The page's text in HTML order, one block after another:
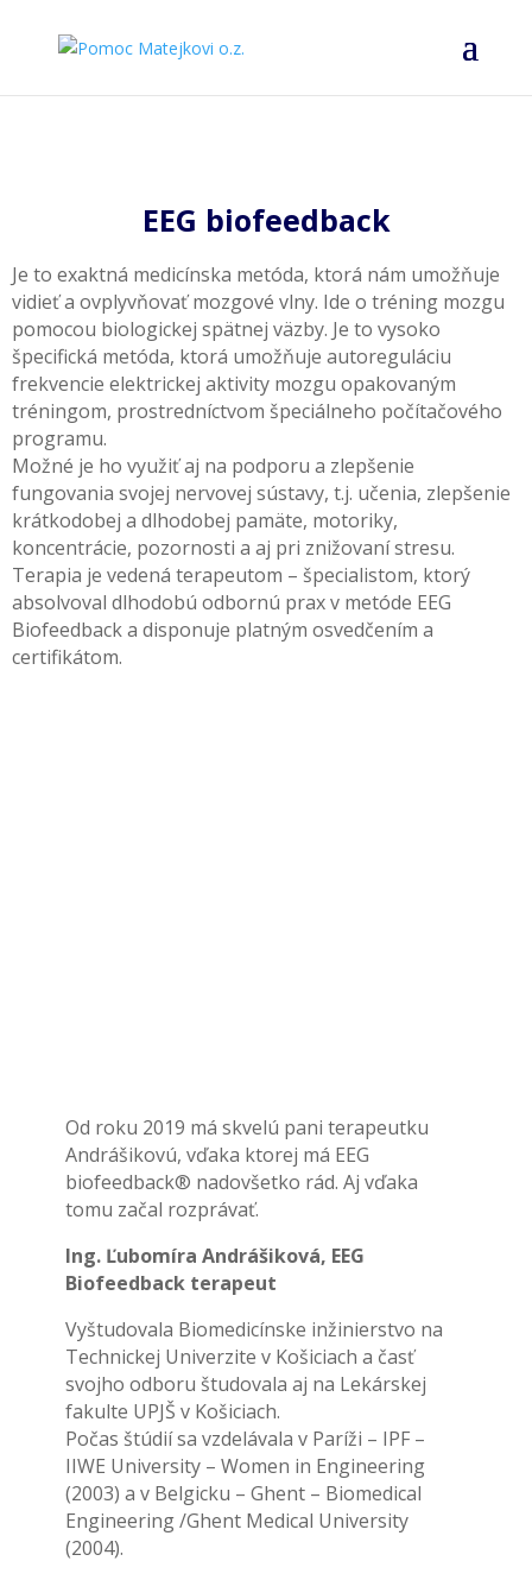
EEG biofeedback
Je to exaktná medicínska metóda, ktorá nám umožňuje
vidieť a ovplyvňovať mozgové vlny. Ide o tréning mozgu
pomocou biologickej spätnej väzby. Je to vysoko
špecifická metóda, ktorá umožňuje autoreguláciu
frekvencie elektrickej aktivity mozgu opakovaným
tréningom, prostredníctvom špeciálneho počítačového
programu.
Možné je ho využiť aj na podporu a zlepšenie
fungovania svojej nervovej sústavy, t.j. učenia, zlepšenie
krátkodobej a dlhodobej pamäte, motoriky,
koncentrácie, pozornosti a aj pri znižovaní stresu.
Terapia je vedená terapeutom – špecialistom, ktorý
absolvoval dlhodobú odbornú prax v metóde EEG
Biofeedback a disponuje platným osvedčením a
certifikátom.
Od roku 2019 má skvelú pani terapeutku
Andrášikovú, vďaka ktorej má EEG
biofeedback® nadovšetko rád. Aj vďaka
tomu začal rozprávať.
Ing. Ľubomíra Andrášiková, EEG
Biofeedback terapeut
Vyštudovala Biomedicínske inžinierstvo na
Technickej Univerzite v Košiciach a časť
svojho odboru študovala aj na Lekárskej
fakulte UPJŠ v Košiciach.
Počas štúdií sa vzdelávala v Paríži – IPF –
IIWE University – Women in Engineering
(2003) a v Belgicku – Ghent – Biomedical
Engineering /Ghent Medical University
(2004).